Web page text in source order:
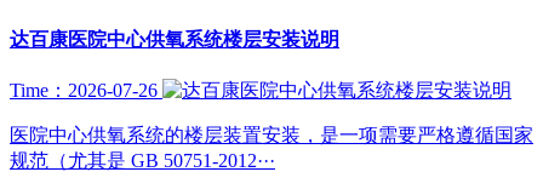
达百康医院中心供氧系统楼层安装说明
Time：2026-07-26
医院中心供氧系统的楼层装置安装，是一项需要严格遵循国家
规范（尤其是 GB 50751-2012···